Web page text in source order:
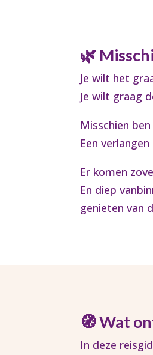
🌿
Je wilt het
Je wilt graag
Misschien
Een
Er komen
En diep
genieten van
🧭 Wat
In deze